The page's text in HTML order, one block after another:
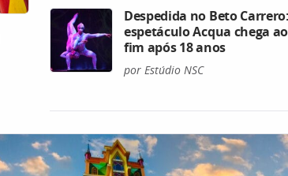
Despedida no Beto Carrero:
espetáculo Acqua chega ao
fim após 18 anos
por Estúdio NSC